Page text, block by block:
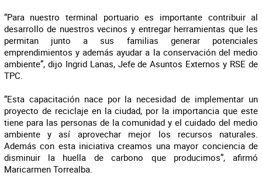
“Para nuestro terminal portuario es importante contribuir al
desarrollo de nuestros vecinos y entregar herramientas que les
permitan junto a sus familias generar potenciales
emprendimientos y además ayudar a la conservación del medio
ambiente”, dijo Ingrid Lanas, Jefe de Asuntos Externos y RSE de
TPC.
“Esta capacitación nace por la necesidad de implementar un
proyecto de reciclaje en la ciudad, por la importancia que este
tiene para las personas de la comunidad y el cuidado del medio
ambiente y así aprovechar mejor los recursos naturales.
Además con esta iniciativa creamos una mayor conciencia de
disminuir la huella de carbono que producimos”, afirmó
Maricarmen Torrealba.